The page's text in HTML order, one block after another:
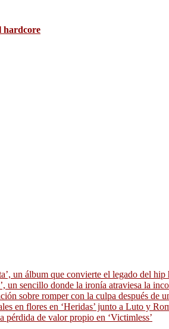
hardcore
un álbum que convierte el legado del
un sencillo donde la ironía atraviesa la
sobre romper con la culpa después de
en flores en ‘Heridas’ junto a Luto y
pérdida de valor propio en ‘Victimless’